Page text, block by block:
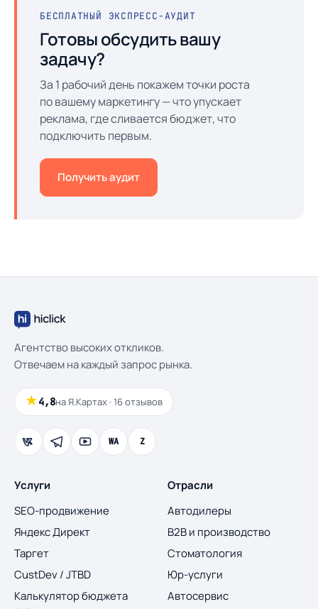
БЕСПЛАТНЫЙ ЭКСПРЕСС-АУДИТ
Готовы обсудить вашу
задачу?
За 1 рабочий день покажем точки роста
по вашему маркетингу — что упускает
реклама, где сливается бюджет, что
подключить первым.
Получить аудит
Агентство высоких откликов.
Отвечаем на каждый запрос рынка.
★4,8на Я.Картах · 16 отзывов
WA Z
Услуги
SEO-продвижение
Яндекс Директ
Таргет
CustDev / JTBD
Калькулятор бюджета
Отрасли
Автодилеры
B2B и производство
Стоматология
Юр-услуги
Автосервис